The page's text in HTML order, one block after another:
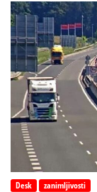
Desk zanimljivosti